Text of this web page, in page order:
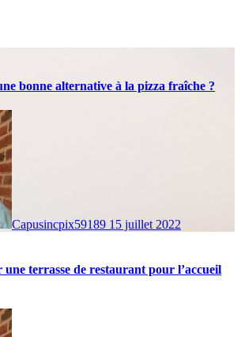
bonne alternative à la pizza fraîche ?
Capusincpix59189 15 juillet 2022
une terrasse de restaurant pour l’accueil